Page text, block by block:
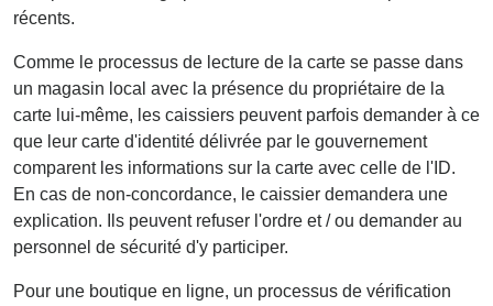
récents.
Comme le processus de lecture de la carte se passe dans
un magasin local avec la présence du propriétaire de la
carte lui-même, les caissiers peuvent parfois demander à ce
que leur carte d'identité délivrée par le gouvernement
comparent les informations sur la carte avec celle de l'ID.
En cas de non-concordance, le caissier demandera une
explication. Ils peuvent refuser l'ordre et / ou demander au
personnel de sécurité d'y participer.
Pour une boutique en ligne, un processus de vérification